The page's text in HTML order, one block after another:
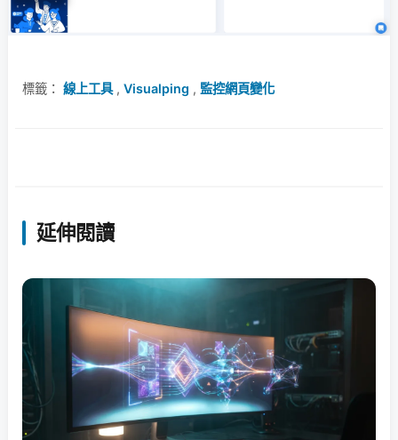
標籤： 線上工具, Visualping , 監控網頁變化
延伸閱讀